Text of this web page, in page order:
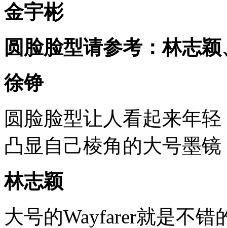
金宇彬
圆脸脸型请参考：林志
徐铮
圆脸脸型让人看起来年
凸显自己棱角的大号墨
林志颖
大号的Wayfarer就是不